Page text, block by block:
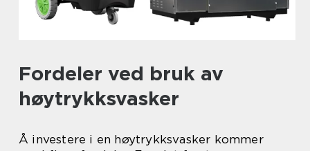
Fordeler ved bruk av
høytrykksvasker
Å investere i en høytrykksvasker kommer